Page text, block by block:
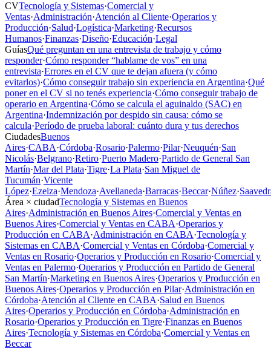
CVTecnología y Sistemas·Comercial y
Ventas·Administración·Atención al Cliente·Operarios y
Producción·Salud·Logística·Marketing·Recursos
Humanos·Finanzas·Diseño·Educación·Legal
GuíasQué preguntan en una entrevista de trabajo y cómo
responder·Cómo responder “hablame de vos” en una
entrevista·Errores en el CV que te dejan afuera (y cómo
evitarlos)·Cómo conseguir trabajo sin experiencia en Argentina·Qué
poner en el CV si no tenés experiencia·Cómo conseguir trabajo de
operario en Argentina·Cómo se calcula el aguinaldo (SAC) en
Argentina·Indemnización por despido sin causa: cómo se
calcula·Período de prueba laboral: cuánto dura y tus derechos
CiudadesBuenos
Aires·CABA·Córdoba·Rosario·Palermo·Pilar·Neuquén·San
Nicolás·Belgrano·Retiro·Puerto Madero·Partido de General San
Martín·Mar del Plata·Tigre·La Plata·San Miguel de
Tucumán·Vicente
López·Ezeiza·Mendoza·Avellaneda·Barracas·Beccar·Núñez·
Área × ciudadTecnología y Sistemas en Buenos
Aires·Administración en Buenos Aires·Comercial y Ventas en
Buenos Aires·Comercial y Ventas en CABA·Operarios y
Producción en CABA·Administración en CABA·Tecnología y
Sistemas en CABA·Comercial y Ventas en Córdoba·Comercial y
Ventas en Rosario·Operarios y Producción en Rosario·Comercial y
Ventas en Palermo·Operarios y Producción en Partido de General
San Martín·Marketing en Buenos Aires·Operarios y Producción en
Buenos Aires·Operarios y Producción en Pilar·Administración en
Córdoba·Atención al Cliente en CABA·Salud en Buenos
Aires·Operarios y Producción en Córdoba·Administración en
Rosario·Operarios y Producción en Tigre·Finanzas en Buenos
Aires·Tecnología y Sistemas en Córdoba·Comercial y Ventas en
Beccar